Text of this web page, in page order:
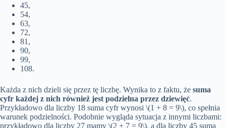
45,
54,
63,
72,
81,
90,
99,
108.
Każda z nich dzieli się przez tę liczbę. Wynika to z faktu, że suma
cyfr każdej z nich również jest podzielna przez dziewięć.
Przykładowo dla liczby 18 suma cyfr wynosi \(1 + 8 = 9\), co spełnia
warunek podzielności. Podobnie wygląda sytuacja z innymi liczbami:
przykładowo dla liczby 27 mamy \(2 + 7 = 9\), a dla liczby 45 suma